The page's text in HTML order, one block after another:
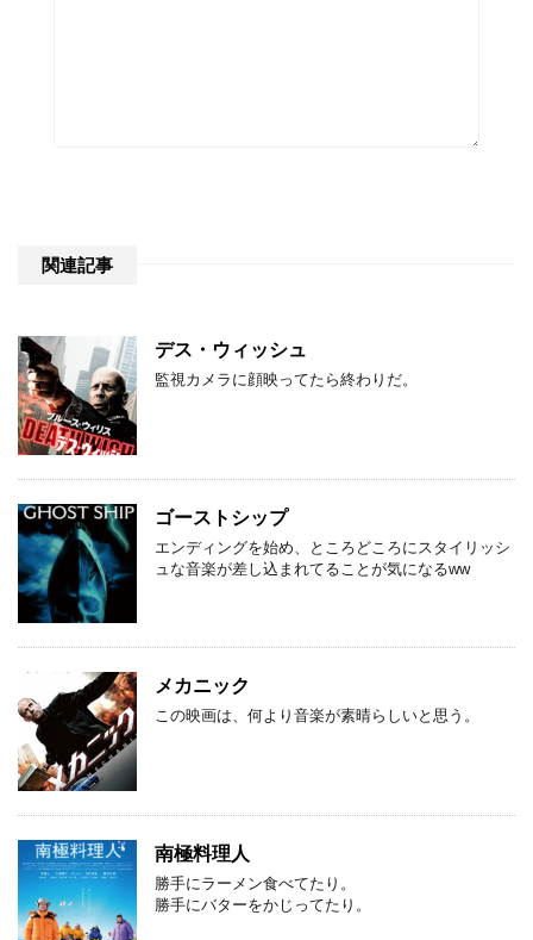
関連記事
デス・ウィッシュ
監視カメラに顔映ってたら終わりだ。
ゴーストシップ
エンディングを始め、ところどころにスタイリッシ
ュな音楽が差し込まれてることが気になるww
メカニック
この映画は、何より音楽が素晴らしいと思う。
南極料理人
勝手にラーメン食べてたり。
勝手にバターをかじってたり。